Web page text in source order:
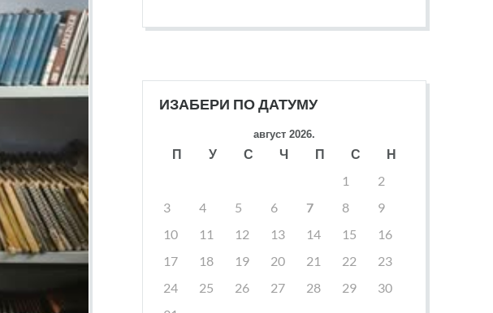
ИЗАБЕРИ ПО ДАТУМУ
август 2026.
П У С Ч П С
Н
1
2
3
4 5 6 7 8
9
10
11 12 13 14 15
16
17
18 19 20 21 22
23
24
25 26 27 28 29
30